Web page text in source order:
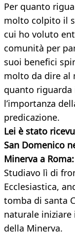
Per quanto
molto colpito il
cui ho voluto
comunità per
suoi benefici
molto da dire al
quanto riguarda
l’importanza
predicazione.
Lei è stato
San Domenico
Minerva a
Studiavo lì di
Ecclesiastica,
tomba di santa
naturale
della Minerva.